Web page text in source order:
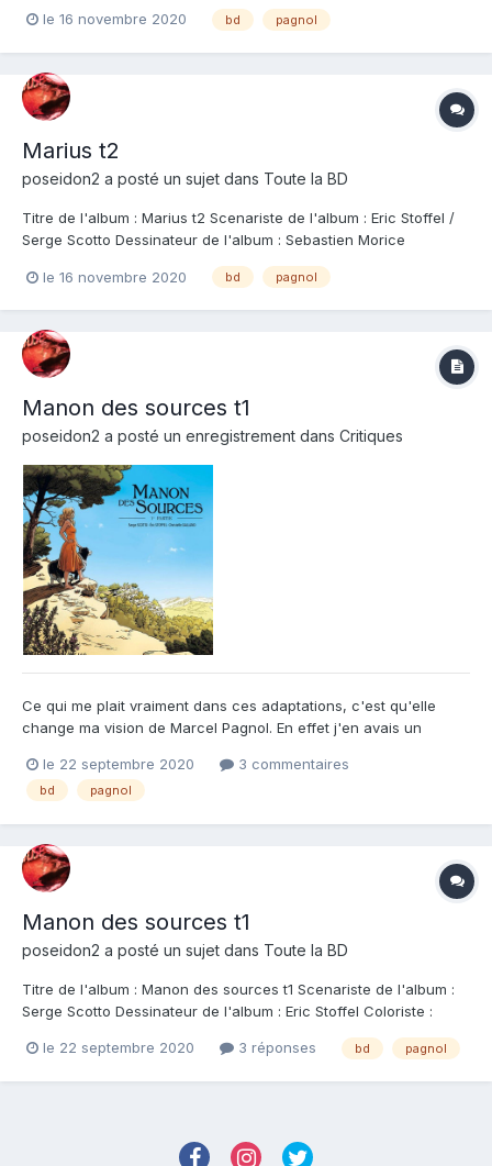
dommage et, encore une fois, heureusement que la collection
le 16 novembre 2020 bd pagnol
Marius t2
poseidon2 a posté un sujet dans Toute la BD
Titre de l'album : Marius t2 Scenariste de l'album : Eric Stoffel /
Serge Scotto Dessinateur de l'album : Sebastien Morice
Note : Résumé de l'album : La trilogie marseillaise de Pagnol
le 16 novembre 2020 bd pagnol
Manon des sources t1
poseidon2 a posté un enregistrement dans Critiques
Ce qui me plait vraiment dans ces adaptations, c'est qu'elle
change ma vision de Marcel Pagnol. En effet j'en avais un
ça c'est vrai) mais surtout d'histoire juste gentillettes de la vie de
tous les jours, sans réel scénario. Alors qu'en...
le 22 septembre 2020 3 commentaires
bd pagnol
Manon des sources t1
poseidon2 a posté un sujet dans Toute la BD
Titre de l'album : Manon des sources t1 Scenariste de l'album :
Serge Scotto Dessinateur de l'album : Eric Stoffel Coloriste :
Résumé de l'album : Grand Angle adapte l'oeuvre de Marcel
le 22 septembre 2020 3 réponses bd pagnol